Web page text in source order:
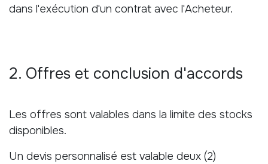
dans l'exécution d'un contrat avec l'Acheteur.
2. Offres et conclusion d'accords
Les offres sont valables dans la limite des stocks
disponibles.
Un devis personnalisé est valable deux (2)